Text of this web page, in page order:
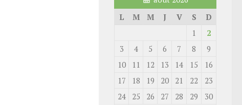
L
M M J V S
D
1
2
3
4 5 6 7 8
9
10
11 12 13 14 15
16
17
18 19 20 21 22
23
24
25 26 27 28 29
30